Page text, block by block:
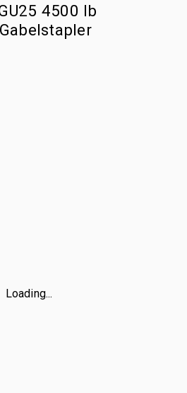
4500 lb
Loading...